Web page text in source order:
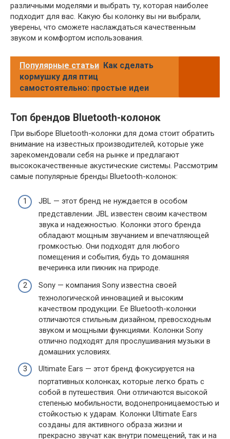
различными моделями и выбрать ту, которая наиболее
подходит для вас. Какую бы колонку вы ни выбрали,
уверены, что сможете наслаждаться качественным
звуком и комфортом использования.
Популярные статьи Как сделать
кормушку для птиц
самостоятельно: простые идеи
Топ брендов Bluetooth-колонок
При выборе Bluetooth-колонки для дома стоит обратить
внимание на известных производителей, которые уже
зарекомендовали себя на рынке и предлагают
высококачественные акустические системы. Рассмотрим
самые популярные бренды Bluetooth-колонок:
JBL — этот бренд не нуждается в особом
представлении. JBL известен своим качеством
звука и надежностью. Колонки этого бренда
обладают мощным звучанием и впечатляющей
громкостью. Они подходят для любого
помещения и события, будь то домашняя
вечеринка или пикник на природе.
Sony — компания Sony известна своей
технологической инновацией и высоким
качеством продукции. Ее Bluetooth-колонки
отличаются стильным дизайном, превосходным
звуком и мощными функциями. Колонки Sony
отлично подходят для прослушивания музыки в
домашних условиях.
Ultimate Ears — этот бренд фокусируется на
портативных колонках, которые легко брать с
собой в путешествия. Они отличаются высокой
степенью мобильности, водонепроницаемостью и
стойкостью к ударам. Колонки Ultimate Ears
созданы для активного образа жизни и
прекрасно звучат как внутри помещений, так и на